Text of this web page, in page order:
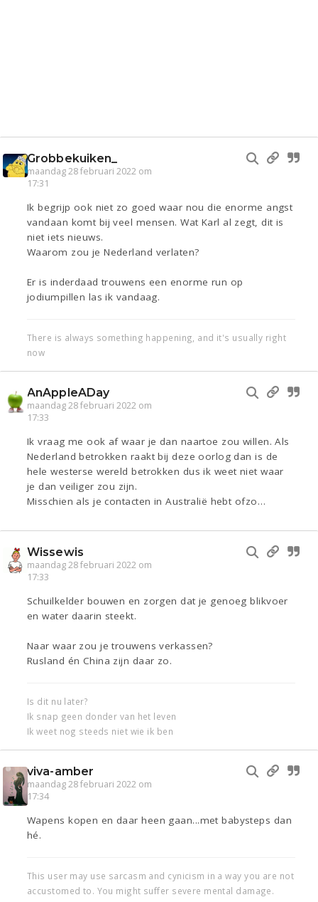
Grobbekuiken_
maandag 28 februari 2022 om
17:31
Ik begrijp ook niet zo goed waar nou die enorme angst
vandaan komt bij veel mensen. Wat Karl al zegt, dit is
niet iets nieuws.
Waarom zou je Nederland verlaten?
Er is inderdaad trouwens een enorme run op
jodiumpillen las ik vandaag.
There is always something happening, and it's usually right
now
AnAppleADay
maandag 28 februari 2022 om
17:33
Ik vraag me ook af waar je dan naartoe zou willen. Als
Nederland betrokken raakt bij deze oorlog dan is de
hele westerse wereld betrokken dus ik weet niet waar
je dan veiliger zou zijn.
Misschien als je contacten in Australië hebt ofzo…
Wissewis
maandag 28 februari 2022 om
17:33
Schuilkelder bouwen en zorgen dat je genoeg blikvoer
en water daarin steekt.
Naar waar zou je trouwens verkassen?
Rusland én China zijn daar zo.
Is dit nu later?
Ik snap geen donder van het leven
Ik weet nog steeds niet wie ik ben
viva-amber
maandag 28 februari 2022 om
17:34
Wapens kopen en daar heen gaan...met babysteps dan
hé.
This user may use sarcasm and cynicism in a way you are not
accustomed to. You might suffer severe mental damage.